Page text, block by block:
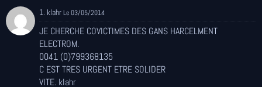
1. klahr Le 03/05/2014
JE CHERCHE COVICTIMES DES GANS HARCELMENT
ELECTROM.
0041 (0)799368135
C EST TRES URGENT ETRE SOLIDER
VITE. klahr